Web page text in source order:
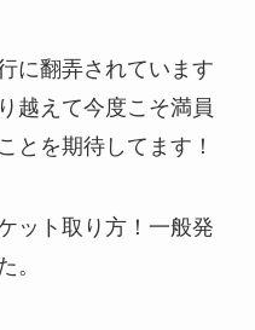
に翻弄されています
越えて今度こそ満員
とを期待してます！
ット取り方！一般発
。